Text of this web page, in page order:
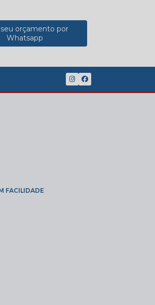
seu orçamento por
Whatsapp
FACILIDADE